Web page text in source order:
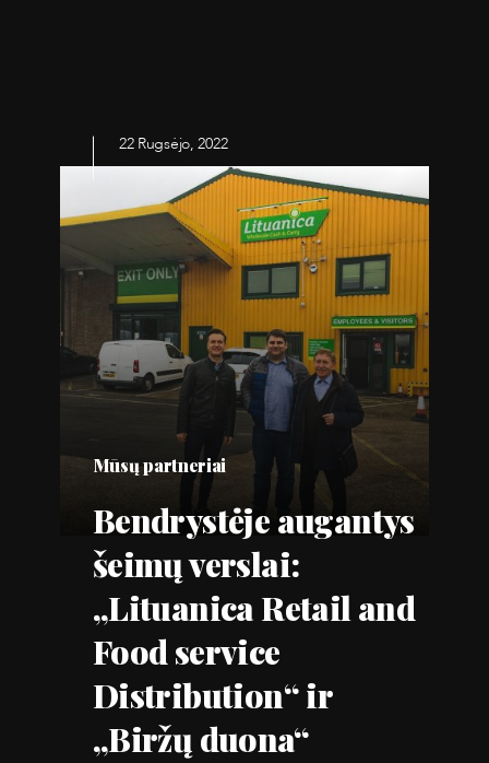
22 Rugsėjo, 2022
Mūsų partneriai
Bendrystėje augantys
šeimų verslai:
„Lituanica Retail and
Food service
Distribution“ ir
„Biržų duona“